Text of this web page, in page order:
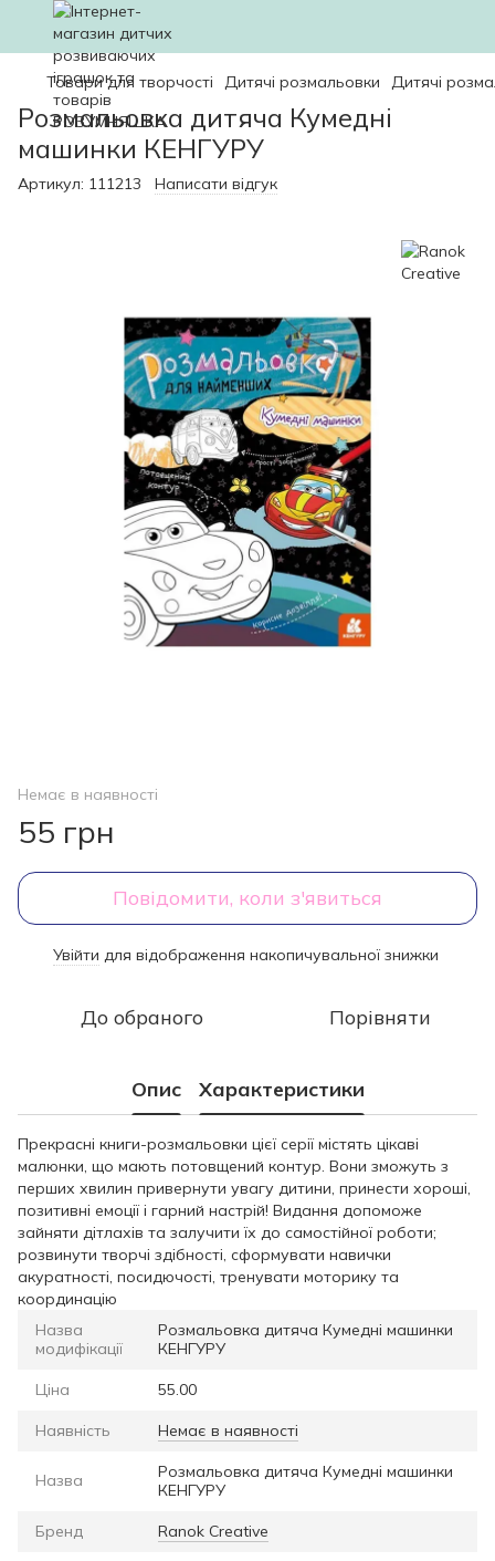
Товари для творчості Дитячі розмальовки Дитячі
Розмальовка дитяча Кумедні
машинки КЕНГУРУ
Артикул: 111213 Написати відгук
Немає в наявності
55 грн
Повідомити, коли з'явиться
Увійти для відображення накопичувальної знижки
До обраного Порівняти
Опис Характеристики
Прекрасні книги-розмальовки цієї серії містять цікаві
малюнки, що мають потовщений контур. Вони зможуть з
перших хвилин привернути увагу дитини, принести хороші,
позитивні емоції і гарний настрій! Видання допоможе
зайняти дітлахів та залучити їх до самостійної роботи;
розвинути творчі здібності, сформувати навички
акуратності, посидючості, тренувати моторику та
координацію
Назва
модифікації
Розмальовка дитяча Кумедні машинки
КЕНГУРУ
Ціна 55.00
Наявність Немає в наявності
Назва
Розмальовка дитяча Кумедні машинки
КЕНГУРУ
Бренд Ranok Creative